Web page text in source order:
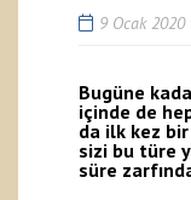
9 Ocak 2020
Bugüne
içinde de
da ilk kez
sizi bu türe
süre